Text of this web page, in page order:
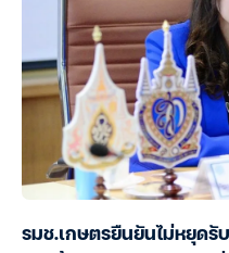
รมช.เกษตรยืนยันไม่หยุด